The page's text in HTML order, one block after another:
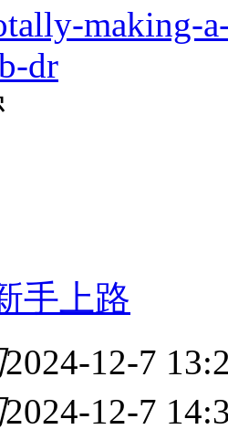
making-
dr
手上路
2024-12-7
2024-12-7